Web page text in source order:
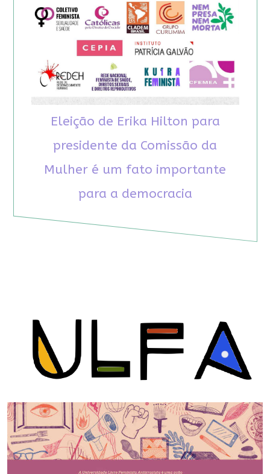
Eleição de Erika Hilton para
presidente da Comissão da
Mulher é um fato importante
para a democracia